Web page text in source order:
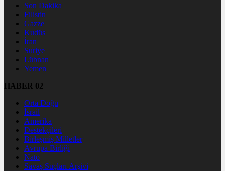
Son Dakika
Filistin
Gazze
Kudüs
İran
Suriye
Lübnan
Yemen
HABER 02
Orta Doğu
İsrail
Amerika
Destekçileri
Birleşmiş Milletler
Avrupa Birliği
Nato
Savaş Suçları Arşivi